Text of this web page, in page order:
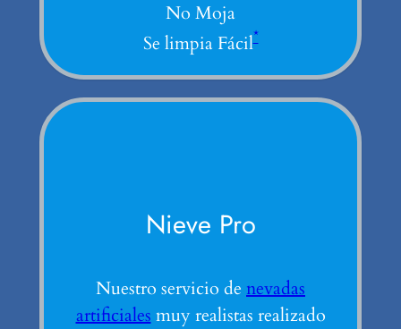
No Moja
Se limpia Fácil*
Nieve Pro
Nuestro servicio de nevadas
artificiales muy realistas realizado